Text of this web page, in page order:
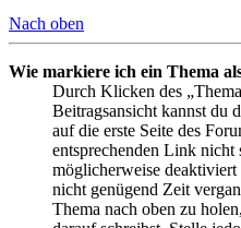
Nach oben
Wie markiere ich ein Thema
Durch Klicken des
Beitragsansicht kannst du
auf die erste Seite des
entsprechenden Link nicht
möglicherweise
nicht genügend Zeit
Thema nach oben zu